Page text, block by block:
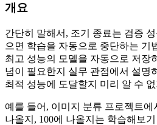
개요
간단히 말해서, 조기 종료는 검증
으면 학습을 자동으로 중단하는 기
최고 성능의 모델을 자동으로 저장
념이 필요한지 실무 관점에서 설명
최적 성능에 도달할지 미리 알 수
예를 들어, 이미지 분류 프로젝트에
나올지, 100에 나올지는 학습해보